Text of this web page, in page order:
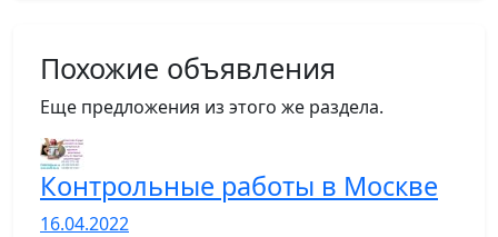
Похожие объявления
Еще предложения из этого же раздела.
Контрольные работы в Москве
16.04.2022